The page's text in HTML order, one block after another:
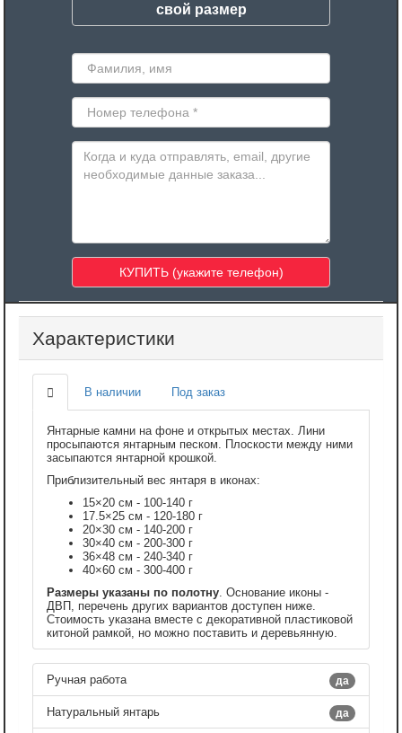
свой размер
Характеристики
В наличии Под заказ
Янтарные камни на фоне и открытых местах. Лини
просыпаются янтарным песком. Плоскости между ними
засыпаются янтарной крошкой.
Приблизительный вес янтаря в иконах:
15×20 см - 100-140 г
17.5×25 см - 120-180 г
20×30 см - 140-200 г
30×40 см - 200-300 г
36×48 см - 240-340 г
40×60 см - 300-400 г
Размеры указаны по полотну . Основание иконы -
ДВП, перечень других вариантов доступен ниже.
Стоимость указана вместе с декоративной пластиковой
китоной рамкой, но можно поставить и деревьянную.
да
Ручная работа
да
Натуральный янтарь